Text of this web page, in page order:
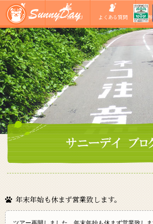
ショップ ツアーMENU よくある質問 ご
年末年始も休まず営業致します。